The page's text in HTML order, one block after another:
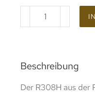
Beschreibung
Der R308H aus der